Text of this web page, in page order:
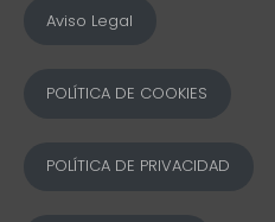
Aviso Legal
POLÍTICA DE COOKIES
POLÍTICA DE PRIVACIDAD